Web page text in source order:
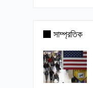
সাম্প্রতিক